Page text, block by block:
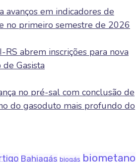
avanços em indicadores de
no primeiro semestre de 2026
RS abrem inscrições para nova
Gasista
no pré-sal com conclusão de
do gasoduto mais profundo do
Bahiagás biogás biometano